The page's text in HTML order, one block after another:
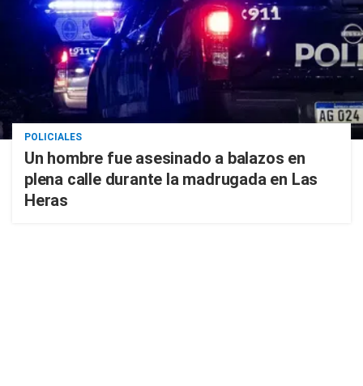
POLICIALES
Un hombre fue asesinado a balazos en
plena calle durante la madrugada en Las
Heras